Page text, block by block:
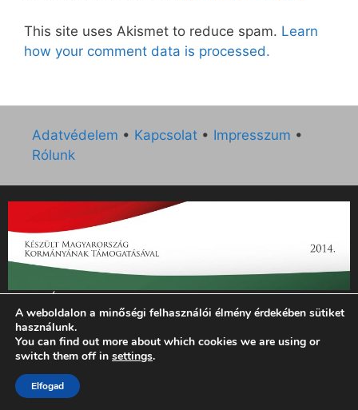
This site uses Akismet to reduce spam. Learn
how your comment data is processed.
Adatvédelem • Kapcsolat • Impresszum •
Rólunk
„Az Új Ember katolikus hetilap 2014. évi működésének
támogatását az EGYH-KCP-14-P-0121 sz. támogatási
szerződés keretében 3 000 000 Ft összegben támogatta az
Emberi Erőforrások Minisztériuma.”
© 2026 Magyar Kurír - Új Ember
A weboldalon a minőségi felhasználói élmény érdekében sütiket
használunk.
You can find out more about which cookies we are using or
switch them off in settings.
Elfogad